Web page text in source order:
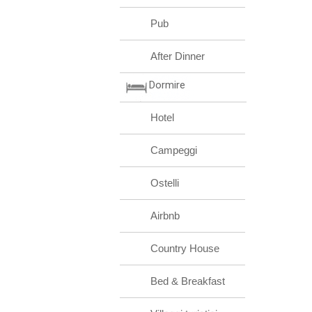
Pub
After Dinner
Dormire
Hotel
Campeggi
Ostelli
Airbnb
Country House
Bed & Breakfast